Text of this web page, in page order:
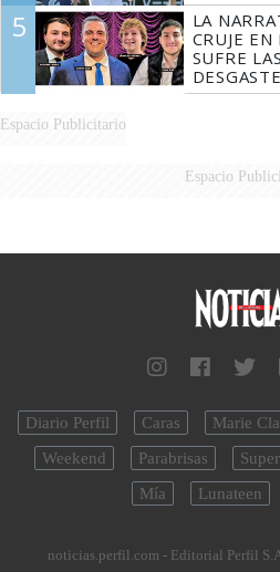
5
LA
CRUJE
SUFRE
DESGASTE
Espacio Publicitario
Espacio
Diario Perfil Caras Marie
Weekend
Parabrisas
Mía
Lunateen
noticias.perfil.com - Editorial Perfil